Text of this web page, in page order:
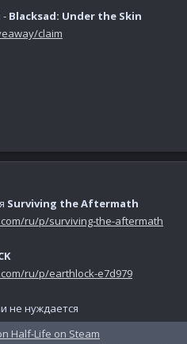
- Blacksad: Under the Skin
claim
Surviving the Aftermath
ru/p/surviving-the-aftermath
ru/p/earthlock-e7d979
не нуждается
Half-Life on Steam